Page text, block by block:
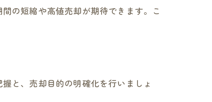
の短縮や高値売却が期待できます。こ
と、売却目的の明確化を行いましょ